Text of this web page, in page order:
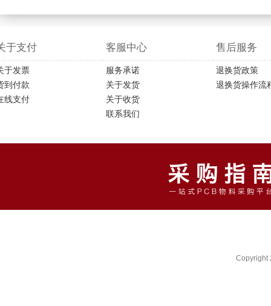
于支付
于发票
到付款
线支付
客服中心
服务承诺
关于发货
关于收货
联系我们
售后服务
退换货政策
退换货操作流
Copyright